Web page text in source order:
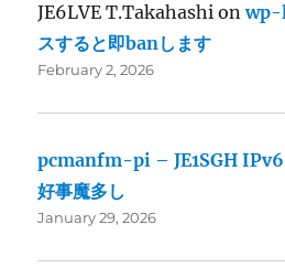
JE6LVE T.Takahashi onwp-
スすると即banします
February 2, 2026
pcmanfm-pi – JE1SGH
好事魔多し
January 29, 2026